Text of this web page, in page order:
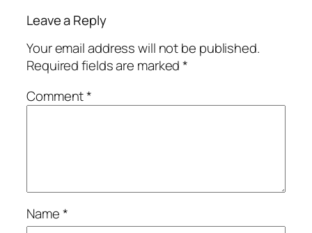
Leave a Reply
Your email address will not be published.
Required fields are marked*
Comment*
Name*